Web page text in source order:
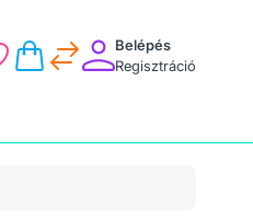
Belépés
Regisztráció